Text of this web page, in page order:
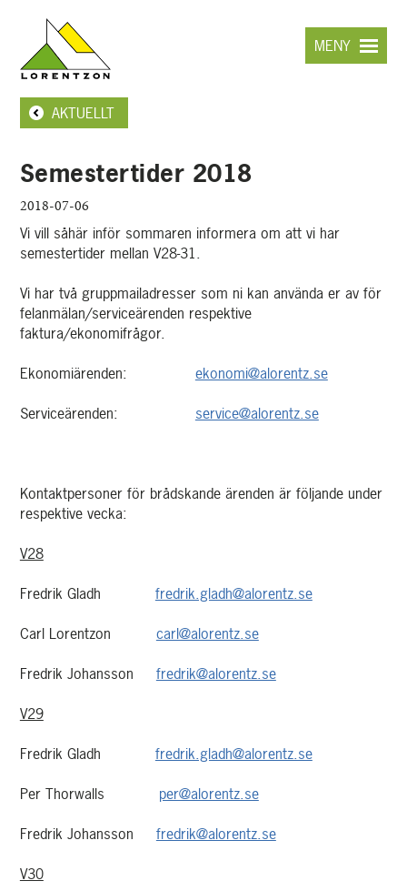
huvudinnehållet
MENY
AKTUELLT
Semestertider 2018
2018-07-06
Vi vill såhär inför sommaren informera om att vi har
semestertider mellan V28-31.
Vi har två gruppmailadresser som ni kan använda er av för
felanmälan/serviceärenden respektive
faktura/ekonomifrågor.
Ekonomiärenden: ekonomi@alorentz.se
Serviceärenden: service@alorentz.se
Kontaktpersoner för brådskande ärenden är följande under
respektive vecka:
V28
Fredrik Gladh fredrik.gladh@alorentz.se
Carl Lorentzon carl@alorentz.se
Fredrik Johansson fredrik@alorentz.se
V29
Fredrik Gladh fredrik.gladh@alorentz.se
Per Thorwalls per@alorentz.se
Fredrik Johansson fredrik@alorentz.se
V30